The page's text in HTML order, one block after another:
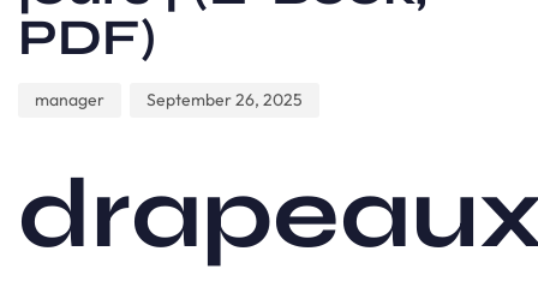
PDF)
manager September 26, 2025